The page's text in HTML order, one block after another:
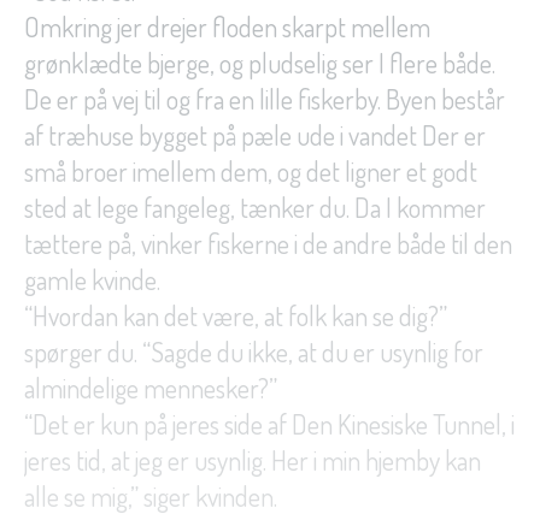
Omkring jer drejer floden skarpt mellem
grønklædte bjerge, og pludselig ser I flere både.
De er på vej til og fra en lille fiskerby. Byen består
af træhuse bygget på pæle ude i vandet Der er
små broer imellem dem, og det ligner et godt
sted at lege fangeleg, tænker du. Da I kommer
tættere på, vinker fiskerne i de andre både til den
gamle kvinde.
“Hvordan kan det være, at folk kan se dig?”
spørger du. “Sagde du ikke, at du er usynlig for
almindelige mennesker?”
“Det er kun på jeres side af Den Kinesiske Tunnel, i
jeres tid, at jeg er usynlig. Her i min hjemby kan
alle se mig,” siger kvinden.